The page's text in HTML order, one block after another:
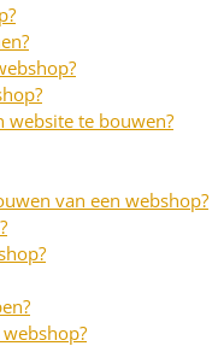
website te bouwen?
van een webshop?